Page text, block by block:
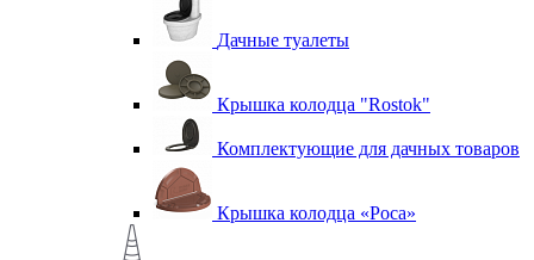
Дачные туалеты
Крышка колодца "Rostok"
Комплектующие для дачных товаров
Крышка колодца «Роса»